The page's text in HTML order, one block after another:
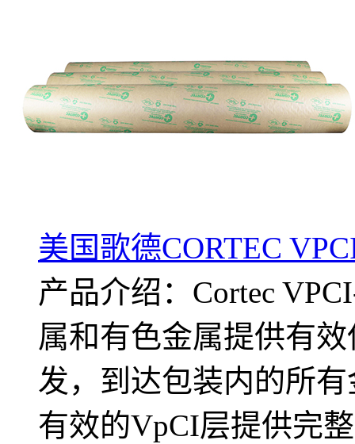
美国歌德CORTEC
产品介绍：Cortec
属和有色金属提供有
发，到达包装内的所
有效的VpCI层提供完